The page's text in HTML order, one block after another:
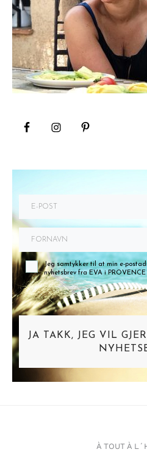
Jeg samtykker til at min e-
nyhetsbrev fra EVA i PROVENCE
JA TAKK, JEG VIL
À TOUT À